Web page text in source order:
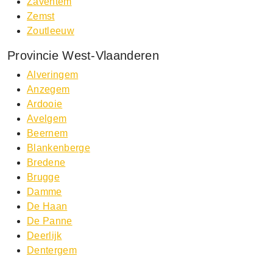
Zemst
Zoutleeuw
Provincie West-Vlaanderen
Alveringem
Anzegem
Ardooie
Avelgem
Beernem
Blankenberge
Bredene
Brugge
Damme
De Haan
De Panne
Deerlijk
Dentergem